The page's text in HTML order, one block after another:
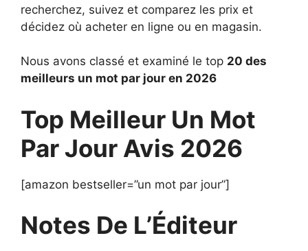
recherchez, suivez et comparez les prix et
décidez où acheter en ligne ou en magasin.
Nous avons classé et examiné le top 20 des
meilleurs un mot par jour en 2026
Top Meilleur Un Mot
Par Jour Avis 2026
[amazon bestseller=”un mot par jour”]
Notes De L’Éditeur